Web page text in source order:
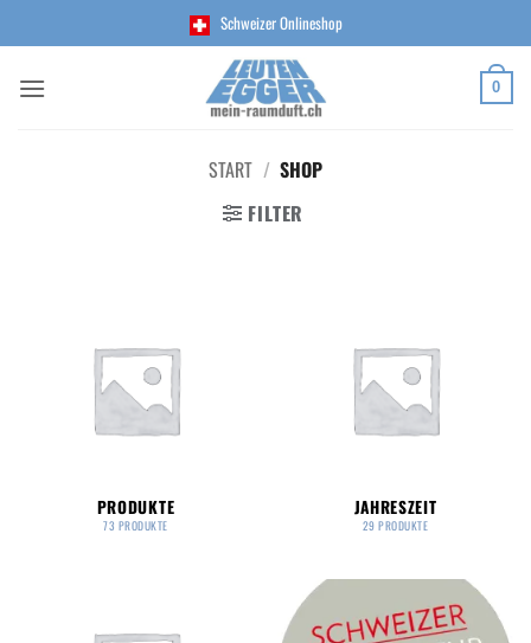
Inhalt
Schweizer Onlineshop
0
START / SHOP
FILTER
PRODUKTE
73 PRODUKTE
JAHRESZEIT
29 PRODUKTE